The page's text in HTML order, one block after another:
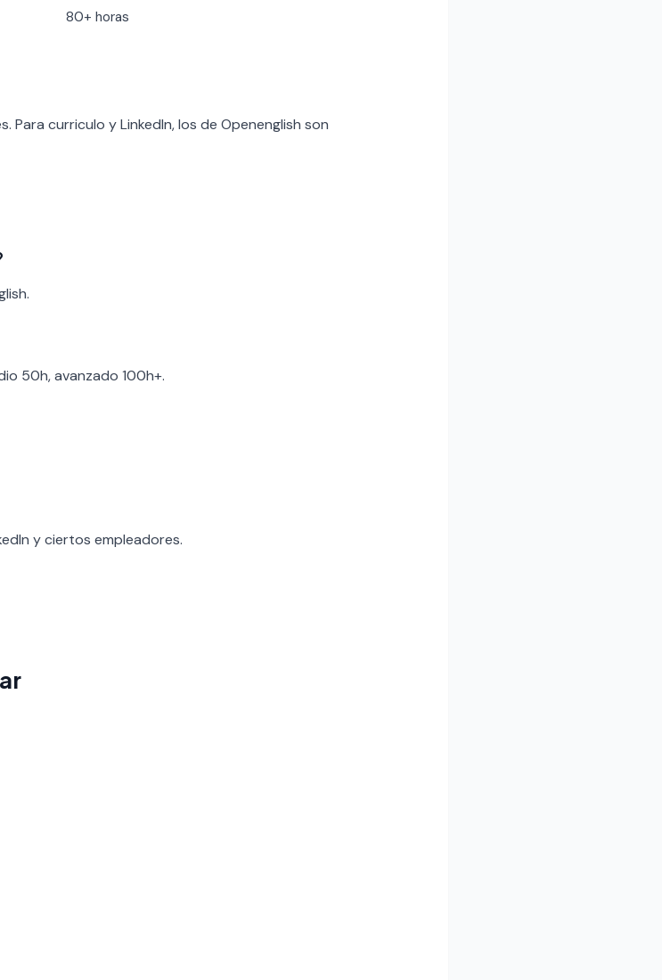
80+ horas
curriculo y LinkedIn, los de Openenglish son
50h, avanzado 100h+.
y ciertos empleadores.